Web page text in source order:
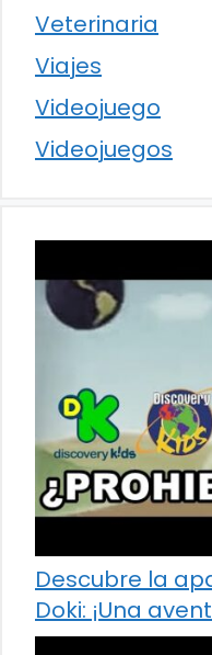
Veterinaria
Viajes
Videojuego
Videojuegos
Descubre la
Doki: ¡Una